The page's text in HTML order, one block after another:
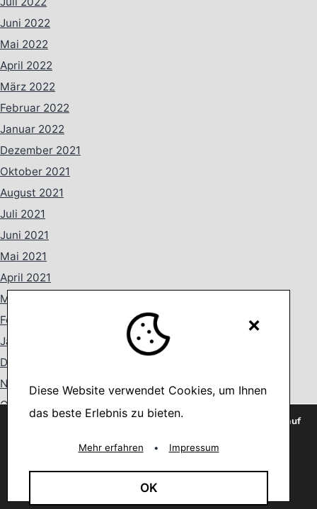
Juni 2022
Mai 2022
April 2022
März 2022
Februar 2022
Januar 2022
Dezember 2021
Oktober 2021
August 2021
Juli 2021
Juni 2021
Mai 2021
April 2021
März 2021
Februar 2021
Januar 2021
Dezember 2020
November 2020
Oktober 2020
Juli 2020
×
Diese Website verwendet Cookies, um Ihnen
das beste Erlebnis zu bieten.
Mehr erfahren • Impressum
OK
Wir verwenden Cookies, um dir die bestmögliche Erfahrung auf
You can find out more about which cookies we are using or